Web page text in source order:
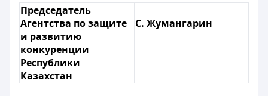
Председатель
Агентства по защите
и развитию
конкуренции
Республики
Казахстан
С. Жумангарин